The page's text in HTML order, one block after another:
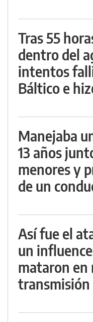
Tras 55
dentro del
intentos
Báltico e
Manejaba
13 años
menores y
de un
Así fue el
un
mataron en